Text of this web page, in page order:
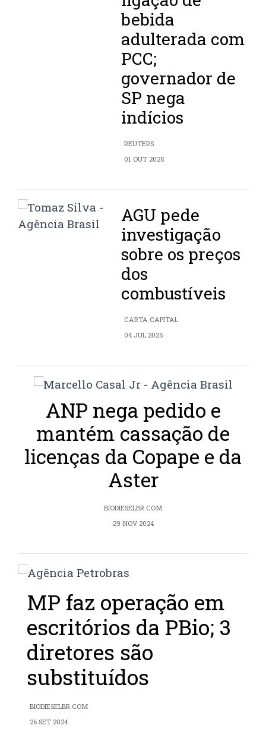
bebida
adulterada com
PCC;
governador de
SP nega
indícios
REUTERS
01 OUT 2025
AGU pede
investigação
sobre os preços
dos
combustíveis
CARTA CAPITAL
04 JUL 2025
ANP nega pedido e
mantém cassação de
licenças da Copape e da
Aster
BIODIESELBR.COM
29 NOV 2024
MP faz operação em
escritórios da PBio; 3
diretores são
substituídos
BIODIESELBR.COM
26 SET 2024